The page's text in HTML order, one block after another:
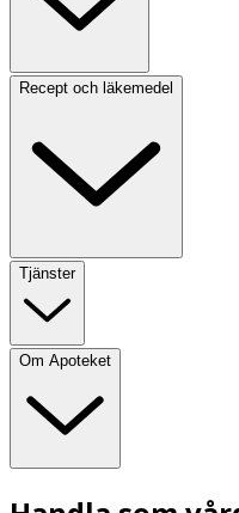
Recept och läkemedel
Tjänster
Om Apoteket